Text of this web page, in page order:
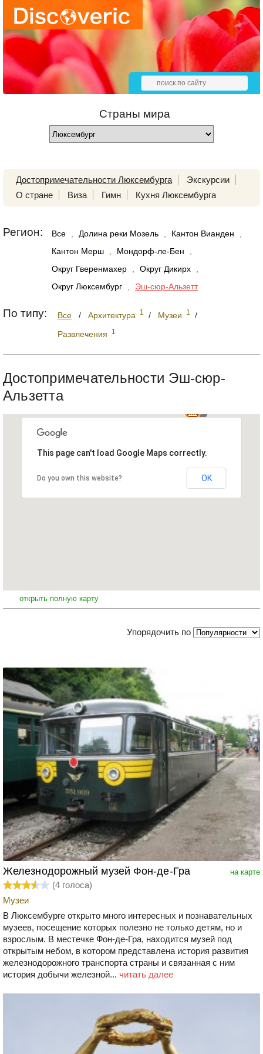
Страны мира
Достопримечательности Люксембурга
Экскурсии
О стране
Виза Гимн Кухня Люксембурга
Регион: Все Долина реки Мозель Кантон Вианден
Кантон Мерш
Мондорф-ле-Бен
Округ Гверенмахер
Округ Дикирх
Округ Люксембург
Эш-сюр-Альзетт
По типу: Все / Архитектура 1 / Музеи 1 /
Развлечения 1
Достопримечательности Эш-сюр-
Альзетта
This page can't load Google Maps correctly.
Do you own this website? OK
открыть полную карту
Упорядочить по
на карте
Железнодорожный музей Фон-де-Гра
(4 голоса)
Музеи
В Люксембурге открыто много интересных и познавательных
музеев, посещение которых полезно не только детям, но и
взрослым. В местечке Фон-де-Гра, находится музей под
открытым небом, в котором представлена история развития
железнодорожного транспорта страны и связанная с ним
история добычи железной... читать далее